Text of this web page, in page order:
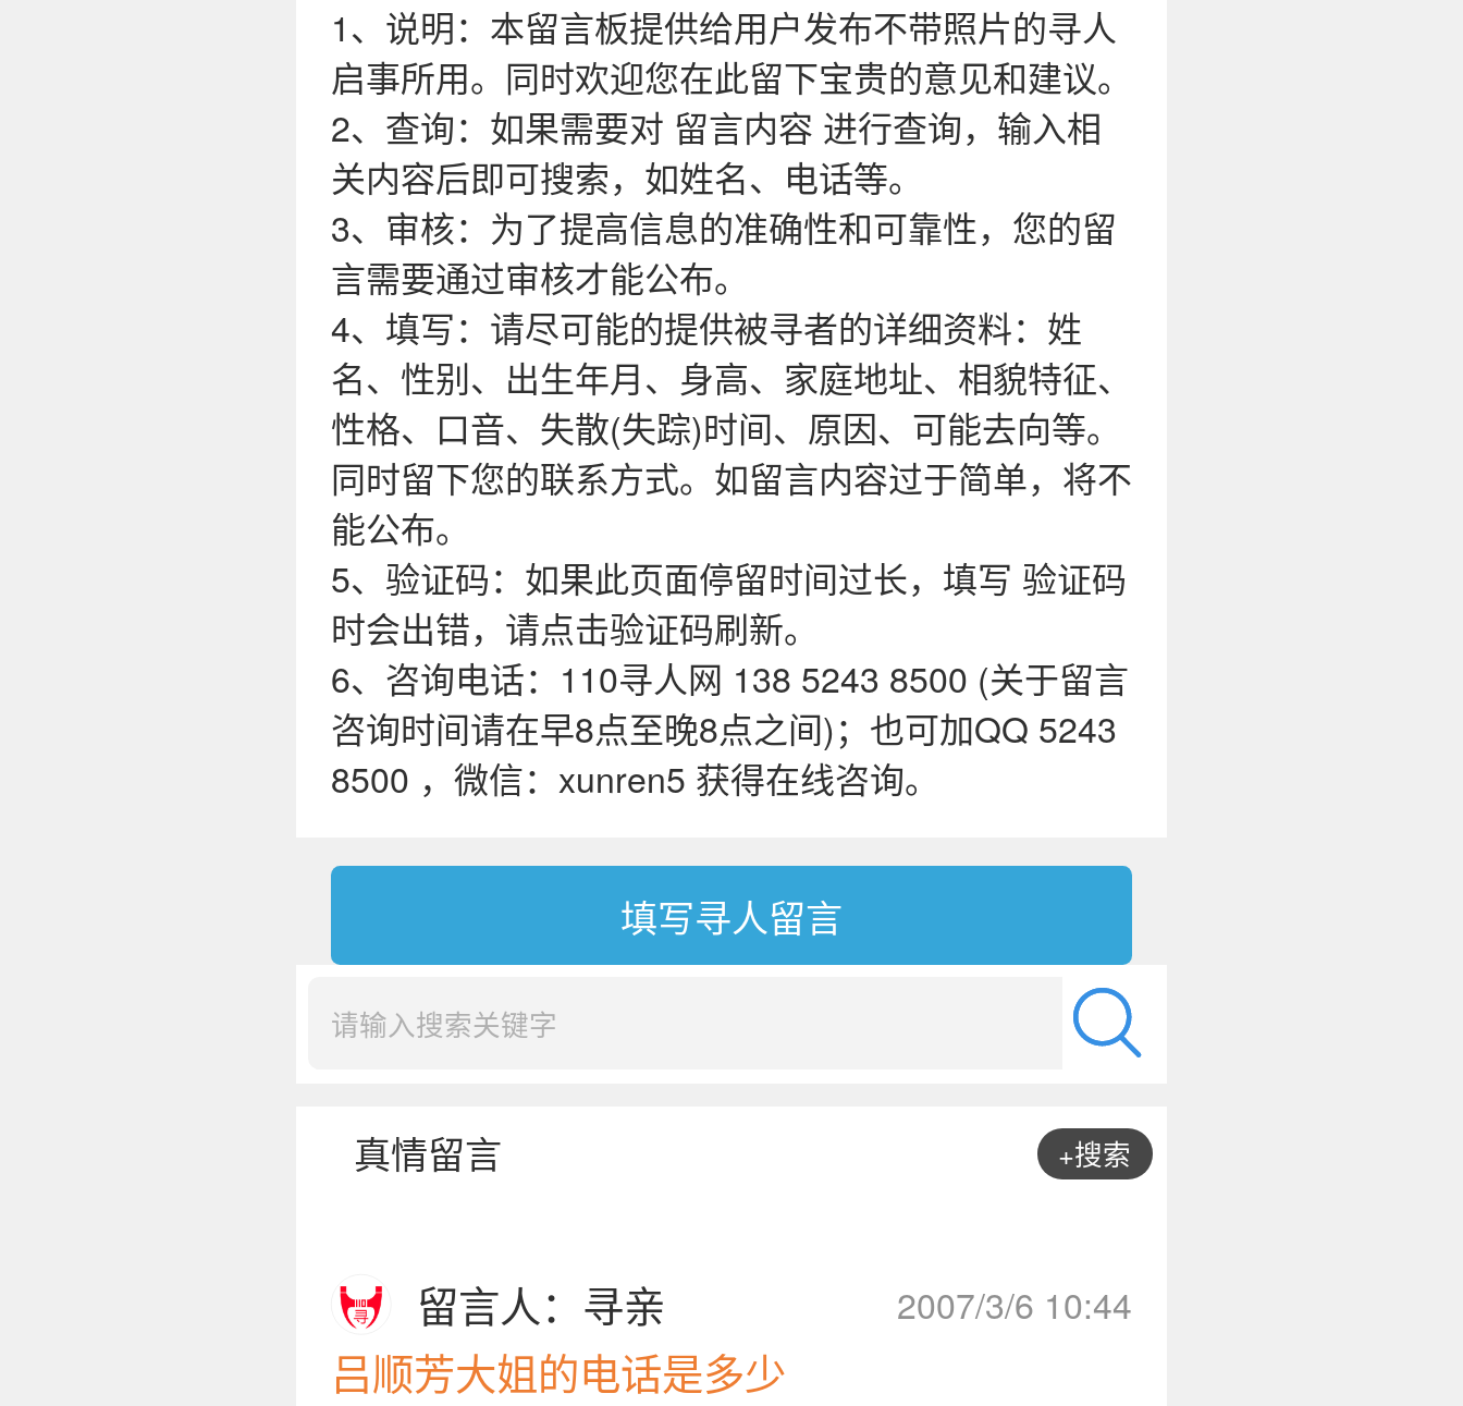
1、说明：本留言板提供给用户发布不带照片的寻人
启事所用。同时欢迎您在此留下宝贵的意见和建议。
2、查询：如果需要对 留言内容 进行查询，输入相
关内容后即可搜索，如姓名、电话等。
3、审核：为了提高信息的准确性和可靠性，您的留
言需要通过审核才能公布。
4、填写：请尽可能的提供被寻者的详细资料：姓
名、性别、出生年月、身高、家庭地址、相貌特征、
性格、口音、失散(失踪)时间、原因、可能去向等。
同时留下您的联系方式。如留言内容过于简单，将不
能公布。
5、验证码：如果此页面停留时间过长，填写 验证码
时会出错，请点击验证码刷新。
6、咨询电话：110寻人网 138 5243 8500 (关于留言
咨询时间请在早8点至晚8点之间)；也可加QQ 5243
8500 ，微信：xunren5 获得在线咨询。
+搜索
真情留言
2007/3/6 10:44
留言人：寻亲
吕顺芳大姐的电话是多少